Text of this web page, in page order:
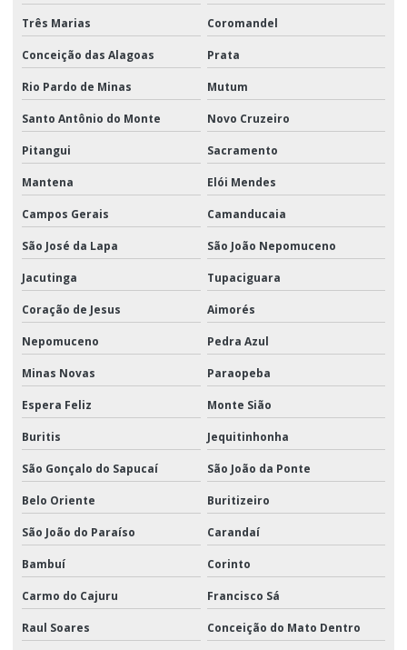
Três Marias Coromandel
Conceição das Alagoas Prata
Rio Pardo de Minas Mutum
Santo Antônio do Monte Novo Cruzeiro
Pitangui Sacramento
Mantena Elói Mendes
Campos Gerais Camanducaia
São José da Lapa São João Nepomuceno
Jacutinga Tupaciguara
Coração de Jesus Aimorés
Nepomuceno Pedra Azul
Minas Novas Paraopeba
Espera Feliz Monte Sião
Buritis Jequitinhonha
São Gonçalo do Sapucaí São João da Ponte
Belo Oriente Buritizeiro
São João do Paraíso Carandaí
Bambuí Corinto
Carmo do Cajuru Francisco Sá
Raul Soares Conceição do Mato Dentro